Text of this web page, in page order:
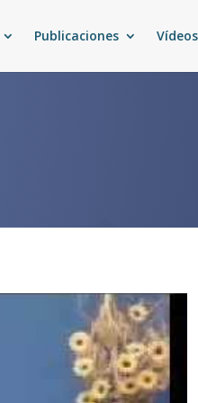
Publicaciones Vídeos